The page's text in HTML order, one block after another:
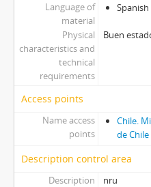
Language of
material
Spanish
Physical
characteristics and
technical
requirements
Buen
Access points
Name access
points
Chile.
de Chile
Description control area
Description
nru